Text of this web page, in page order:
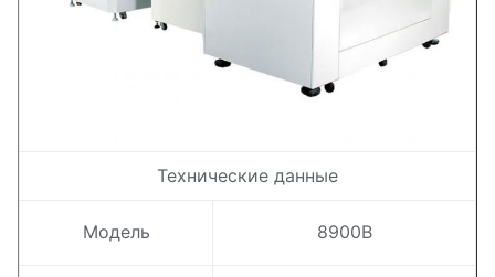
Технические данные
Модель 8900B